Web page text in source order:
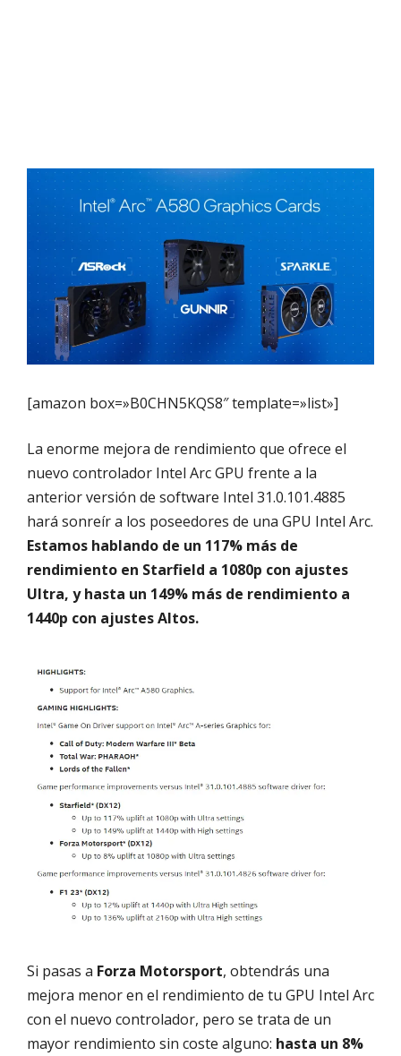
[amazon box=»B0CHN5KQS8″ template=»list»]
La enorme mejora de rendimiento que ofrece el
nuevo controlador Intel Arc GPU frente a la
anterior versión de software Intel 31.0.101.4885
hará sonreír a los poseedores de una GPU Intel Arc.
Estamos hablando de un 117% más de
rendimiento en Starfield a 1080p con ajustes
Ultra, y hasta un 149% más de rendimiento a
1440p con ajustes Altos.
Si pasas a Forza Motorsport, obtendrás una
mejora menor en el rendimiento de tu GPU Intel Arc
con el nuevo controlador, pero se trata de un
mayor rendimiento sin coste alguno: hasta un 8%